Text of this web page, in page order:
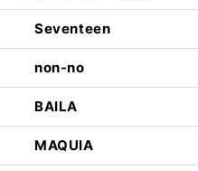
Seventeen
non-no
BAILA
MAQUIA